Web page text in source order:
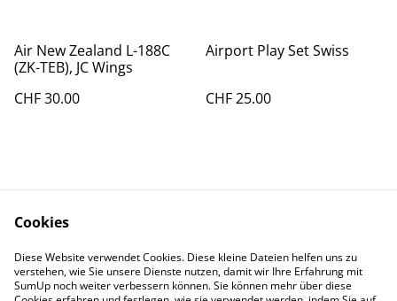
Air New Zealand L-188C
(ZK-TEB), JC Wings
CHF 30.00
Airport Play Set Swiss
CHF 25.00
Contact Us
Legal Terms
Privacy Policy
Cookie Policy
Cookies
Diese Website verwendet Cookies. Diese kleine Dateien helfen uns zu
verstehen, wie Sie unsere Dienste nutzen, damit wir Ihre Erfahrung mit
SumUp noch weiter verbessern können. Sie können mehr über diese